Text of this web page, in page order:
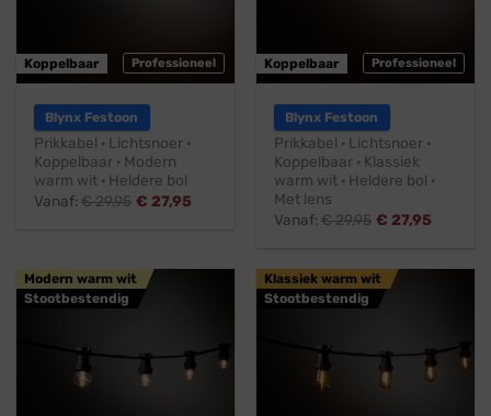
Professioneel
Koppelbaar
Blynx Festoon
Prikkabel · Lichtsnoer ·
Koppelbaar · Modern
warm wit · Heldere bol
Vanaf:€29,95 € 27,95
Professioneel
Koppelbaar
Blynx Festoon
Prikkabel · Lichtsnoer ·
Koppelbaar · Klassiek
warm wit · Heldere bol ·
Met lens
Vanaf:€29,95 € 27,95
Modern warm wit
Stootbestendig
Klassiek warm wit
Stootbestendig